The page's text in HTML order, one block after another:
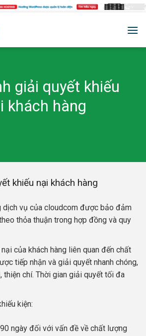
giải quyết khiếu
khách hàng
khiếu nại khách hàng
dịch vụ của cloudcom được bảo đảm
thỏa thuận trong hợp đồng và quy
của khách hàng liên quan đến chất
tiếp nhận và giải quyết nhanh chóng,
thiện chí. Thời gian giải quyết tối đa
kiện:
ngày đối với vấn đề về chất lượng